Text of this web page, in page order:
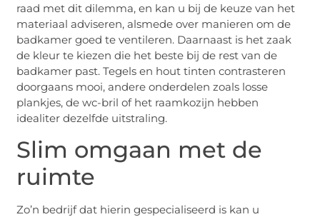
raad met dit dilemma, en kan u bij de keuze van het
materiaal adviseren, alsmede over manieren om de
badkamer goed te ventileren. Daarnaast is het zaak
de kleur te kiezen die het beste bij de rest van de
badkamer past. Tegels en hout tinten contrasteren
doorgaans mooi, andere onderdelen zoals losse
plankjes, de wc-bril of het raamkozijn hebben
idealiter dezelfde uitstraling.
Slim omgaan met de
ruimte
Zo’n bedrijf dat hierin gespecialiseerd is kan u